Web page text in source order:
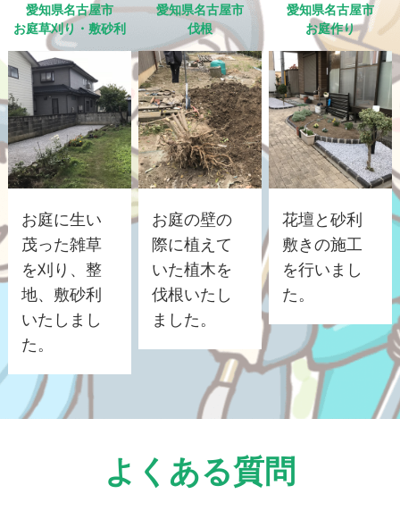
愛知県名古屋市
お庭草刈り・敷砂利
お庭に生い
茂った雑草
を刈り、整
地、敷砂利
いたしまし
た。
愛知県名古屋市
伐根
お庭の壁の
際に植えて
いた植木を
伐根いたし
ました。
愛知県名古屋市
お庭作り
花壇と砂利
敷きの施工
を行いまし
た。
よくある質問